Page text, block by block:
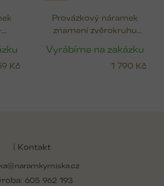
Kč
Provázkový náramek
znamení zvěrokruhu
Vyrábíme na zakázku
1 790 Kč
| Kontakt
605 962 193